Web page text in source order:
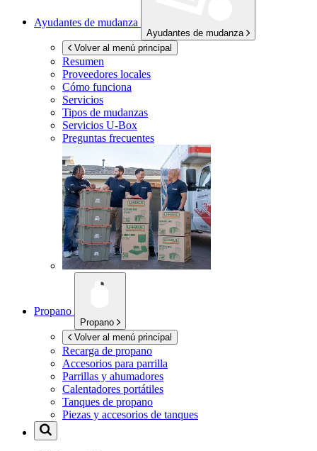
Ayudantes de mudanza
Ayudantes de mudanza
Volver al menú principal
Resumen
Proveedores locales
Cómo funciona
Servicios
Tipos de mudanzas
Servicios U-Box
Preguntas frecuentes
Propano
Propano
Volver al menú principal
Recarga de propano
Accesorios para parrilla
Parrillas y ahumadores
Calentadores portátiles
Tanques de propano
Piezas y accesorios de tanques